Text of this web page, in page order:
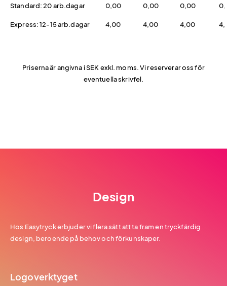
Standard: 20 arb.dagar 0,00 0,00 0,00
Express: 12-15 arb.dagar 4,00 4,00 4,00
Priserna är angivna i SEK exkl. moms. Vi reserverar oss för
eventuella skrivfel.
Design
Hos Easytryck erbjuder vi flera sätt att ta fram en tryckfärdig
design, beroende på behov och förkunskaper.
Logoverktyget